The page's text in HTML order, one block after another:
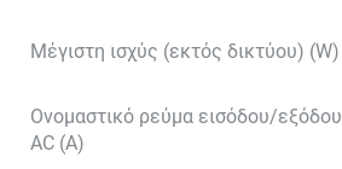
Μέγιστη ισχύς (εκτός δικτύου) (W)
Ονομαστικό ρεύμα εισόδου/εξόδου
AC (Α)